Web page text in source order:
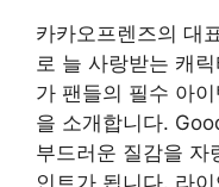
카카오프렌즈의 대
로 늘 사랑받는 캐
가 팬들의 필수 아
을 소개합니다.
부드러운 질감을 자
인트가 됩니다. 라